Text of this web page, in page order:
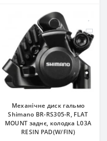
Механічне диск гальмо
Shimano BR-RS305-R, FLAT
MOUNT заднє, колодка L03A
RESIN PAD(W/FIN)